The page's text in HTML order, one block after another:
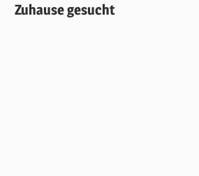
Zuhause gesucht